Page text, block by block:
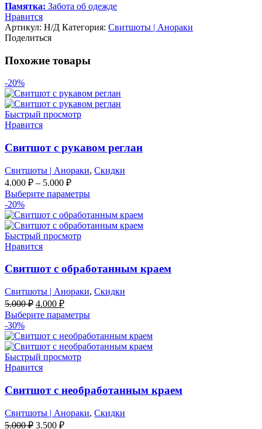
Памятка: Забота об одежде
Нравится
Артикул: Н/Д Категория: Свитшоты | Анораки
Поделиться
Похожие товары
-20%
Быстрый просмотр
Нравится
Свитшот с рукавом реглан
Свитшоты | Анораки, Скидки
4.000 ₽ – 5.000 ₽
Выберите параметры
-20%
Быстрый просмотр
Нравится
Свитшот с обработанным краем
Свитшоты | Анораки, Скидки
5.000₽ Первоначальная
цена
составляла
5.000 ₽.
4.000 ₽Текущая
цена:
Выберите параметры
-30%
Быстрый просмотр
Нравится
Свитшот с необработанным краем
Свитшоты | Анораки, Скидки
5.000₽ Первоначальная
3.500 ₽Текущая